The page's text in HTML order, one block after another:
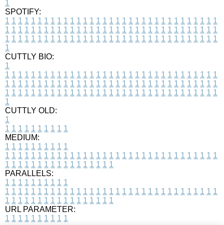
1
SPOTIFY:
1 1 1 1 1 1 1 1 1 1 1 1 1 1 1 1 1 1 1 1 1 1 1 1 1 1 1 1 1 1 1 1 1
1 1 1 1 1 1 1 1 1 1 1 1 1 1 1 1 1 1 1 1 1 1 1 1 1 1 1 1 1 1 1 1 1
1 1 1 1 1 1 1 1 1 1 1 1 1 1 1 1 1 1 1 1 1 1 1 1 1 1 1 1 1 1 1 1 1
1
CUTTLY BIO:
1
1 1 1 1 1 1 1 1 1 1 1 1 1 1 1 1 1 1 1 1 1 1 1 1 1 1 1 1 1 1 1 1 1
1 1 1 1 1 1 1 1 1 1 1 1 1 1 1 1 1 1 1 1 1 1 1 1 1 1 1 1 1 1 1 1 1
1 1 1 1 1 1 1 1 1 1 1 1 1 1 1 1 1 1 1 1 1 1 1 1 1 1 1 1 1 1 1 1 1
1
CUTTLY OLD:
1
1 1 1 1 1 1 1 1 1 1
MEDIUM:
1 1 1 1 1 1 1 1 1 1
1 1 1 1 1 1 1 1 1 1 1 1 1 1 1 1 1 1 1 1 1 1 1 1 1 1 1 1 1 1 1 1 1
1 1 1 1 1 1 1 1 1 1 1 1 1 1 1 1 1
PARALLELS:
1 1 1 1 1 1 1 1 1 1
1 1 1 1 1 1 1 1 1 1 1 1 1 1 1 1 1 1 1 1 1 1 1 1 1 1 1 1 1 1 1 1 1
1 1 1 1 1 1 1 1 1 1 1 1 1 1 1 1 1
URL PARAMETER:
1 1 1 1 1 1 1 1 1 1